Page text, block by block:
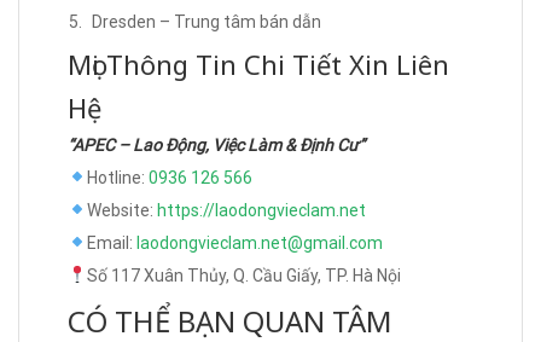
Dresden – Trung tâm bán dẫn
Mọi Thông Tin Chi Tiết Xin Liên
Hệ
“APEC – Lao Động, Việc Làm & Định Cư”
Hotline: 0936 126 566
Website: https://laodongvieclam.net
Email: laodongvieclam.net@gmail.com
Số 117 Xuân Thủy, Q. Cầu Giấy, TP. Hà Nội
CÓ THỂ BẠN QUAN TÂM